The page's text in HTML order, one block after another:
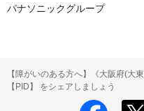
パナソニックグループ
【障がいのある方へ】《大阪府(大
【PID】 をシェアしましょう